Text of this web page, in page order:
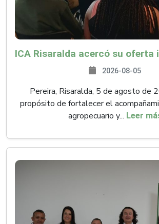
2026-08-05
Pereira, Risaralda, 5 de agosto de
propósito de fortalecer el
agropecuario y... Leer